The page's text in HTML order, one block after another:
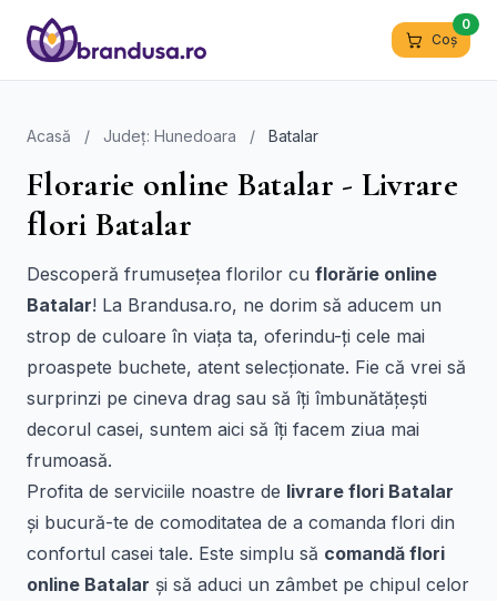
Coș
0
Acasă / Județ: Hunedoara / Batalar
Florarie online Batalar - Livrare
flori Batalar
Descoperă frumusețea florilor cu florărie online
Batalar! La Brandusa.ro, ne dorim să aducem un
strop de culoare în viața ta, oferindu-ți cele mai
proaspete buchete, atent selecționate. Fie că vrei să
surprinzi pe cineva drag sau să îți îmbunătățești
decorul casei, suntem aici să îți facem ziua mai
frumoasă.
Profita de serviciile noastre de livrare flori Batalar
și bucură-te de comoditatea de a comanda flori din
confortul casei tale. Este simplu să comandă flori
online Batalar și să aduci un zâmbet pe chipul celor